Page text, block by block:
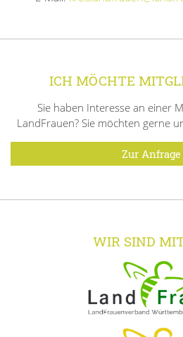
ICH MÖCHTE
Sie haben Interesse an einer
LandFrauen? Sie möchten gerne
Zur Anfrage
WIR SIND